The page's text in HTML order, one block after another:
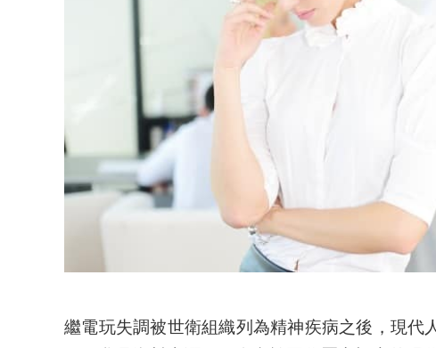
繼電玩失調被世衛組織列為精神疾病之後，現代